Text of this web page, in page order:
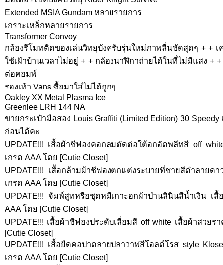
Extended MSIA Gundam หลายรายการ
เกราะเหล็กหลายรายการ
Transformer Convoy
กล้องรีโมทติดของเล่นวิทยุบังครับรุ่นใหม่ภาพลื่นชัดสุดๆ + + เ
ใช้เฝ้าบ้านเวลาไม่อยู่ + + กล้องนาฬิกาถ่ายได้ในที่ไม่มีแสง +
ต่อคอมพ์
รองเท้า Vans ซื้อมาใส่ไม่ได้ถูกๆ
Oakley XX Metal Plasma Ice
Greenlee LRH 144 NA
ขายกระเป๋ามือสอง Louis Graffiti (Limited Edition) 30
ก่อนได้คะ
UPDATE!!! เสื้อผ้าชีฟองคอกลมตัดต่อใต้อกอัดพลีทสี off
เกรด AAA โดย [Cutie Closet]
UPDATE!!! เสื้อกล้ามผ้าชีฟองตกแต่งระบายที่ชายสีดำลายด
เกรด AAA โดย [Cutie Closet]
UPDATE!!! จัมพ์สูทหรือชุดหมีเกาะอกผ้าป่านลินินสีน้ำเงิน เ
AAA โดย [Cutie Closet]
UPDATE!!! เสื้อผ้าชีฟองประดับเลื่อมสี off white เสื้อผ้าสวย
[Cutie Closet]
UPDATE!!! เสื้อยืดคอปาดลายปลาวาฬสีโอลด์โรส style
เกรด AAA โดย [Cutie Closet]